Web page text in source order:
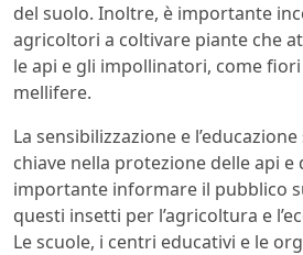
del suolo. Inoltre, è importante
agricoltori a coltivare piante che
le api e gli impollinatori, come
mellifere.
La sensibilizzazione e
chiave nella protezione delle api
importante informare il pubblico
questi insetti per l’agricoltura e
Le scuole, i centri educativi e le